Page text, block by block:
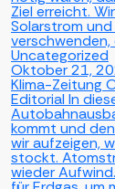
Ziel erreicht.
Solarstrom und
verschwenden,
Uncategorized
Oktober 21,
Klima-Zeitung
Editorial In
kommt und
wir aufzeigen,
stockt.
wieder